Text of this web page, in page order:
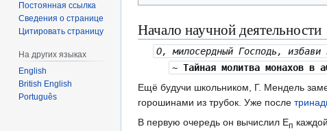
Начало научной деятельности
О, милосердный Господь,
~ Тайная молитва монахов в
Ещё будучи школьником, Г. Мендель
горошинами из трубок. Уже после
В первую очередь он вычислил Еп
Постоянная ссылка
Сведения о странице
Цитировать страницу
На других языках
English
British English
Português